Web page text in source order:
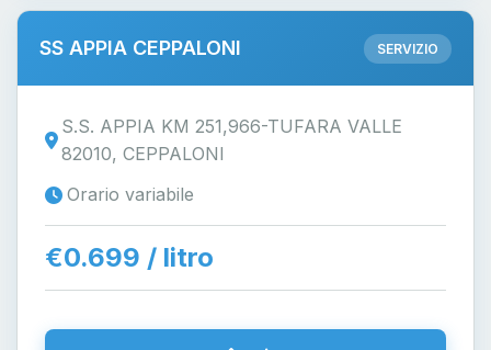
SS APPIA CEPPALONI SERVIZIO
S.S. APPIA KM 251,966-TUFARA VALLE
82010, CEPPALONI
Orario variabile
€0.699 / litro